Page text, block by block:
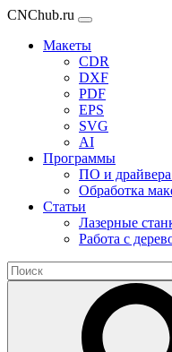
CNChub.ru
Макеты
CDR
DXF
PDF
EPS
SVG
AI
Программы
ПО и
Обработка
Статьи
Лазерные
Работа с